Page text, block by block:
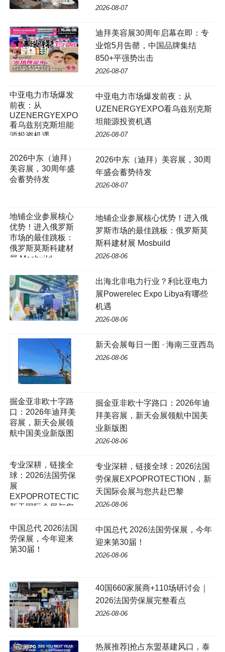
2026-08-07
迪拜美容展30周年启幕在即：专
业馆5月告罄，中国品牌集结
850+平强势出击
2026-08-07
中亚电力市场爆发前夜：从
UZENERGYEXPO看乌兹别克斯
坦能源投资机遇
2026-08-07
2026中东（迪拜）美容展，30周
年盛会蓄势待发
2026-08-07
地铺企业参展核心
优势！进入俄罗斯
市场的最佳跳板：
俄罗斯莫斯科建材
展 Mosbuild
地铺企业参展核心优势！进入俄
罗斯市场的最佳跳板：俄罗斯莫
斯科建材展 Mosbuild
2026-08-06
出海北非电力行业？利比亚电力
展Powerelec Expo Libya有哪些
机遇
2026-08-06
新天会展每日一图 · 海南三亚西岛
2026-08-06
掘金亚非欧十字路
口：2026年迪拜美
容展，新天会展领
航中国美业新版图
掘金亚非欧十字路口：2026年迪
拜美容展，新天会展领航中国美
业新版图
2026-08-06
专业深耕，链接全
球：2026法国劳保
展
EXPOPROTECTION，
新天国际会展与您
共赴巴黎
专业深耕，链接全球：2026法国
劳保展EXPOPROTECTION，新
天国际会展与您共赴巴黎
2026-08-06
中国总代 2026法国
劳保展，今年迎来
第30届！
中国总代 2026法国劳保展，今年
迎来第30届！
2026-08-06
40国660家展商+110场研讨会｜
2026法国劳保展完整看点
2026-08-06
热展推荐|抢占东盟基建风口，泰